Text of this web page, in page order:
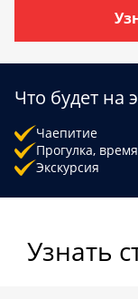
Что будет на
Чаепитие
Прогулка,
Экскурсия
Узнать